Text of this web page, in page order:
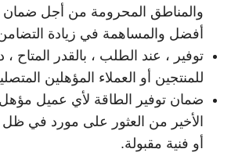
والمناطق المحرومة من أجل
أفضل والمساهمة في زيادة
توفير ، عند الطلب ، بالقدر المتاح
للمنتجين أو العملاء المؤهلين
ضمان توفير الطاقة لأي عميل مؤهل
الأخير من العثور على مورد في
أو فنية مقبولة.